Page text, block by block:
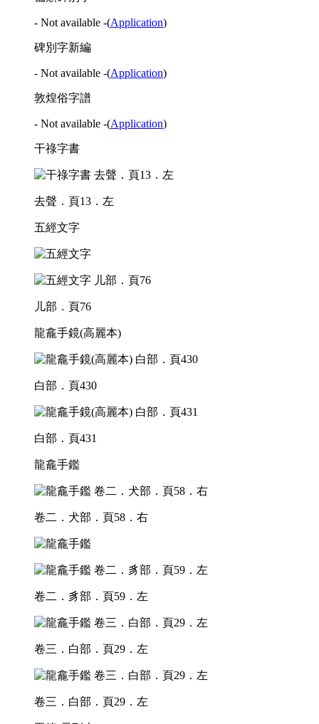
- Not available -(Application)
碑別字新編
- Not available -(Application)
敦煌俗字譜
- Not available -(Application)
干祿字書
去聲．頁13．左
五經文字
儿部．頁76
龍龕手鏡(高麗本)
白部．頁430
白部．頁431
龍龕手鑑
卷二．犬部．頁58．右
卷二．豸部．頁59．左
卷三．白部．頁29．左
卷三．白部．頁29．左